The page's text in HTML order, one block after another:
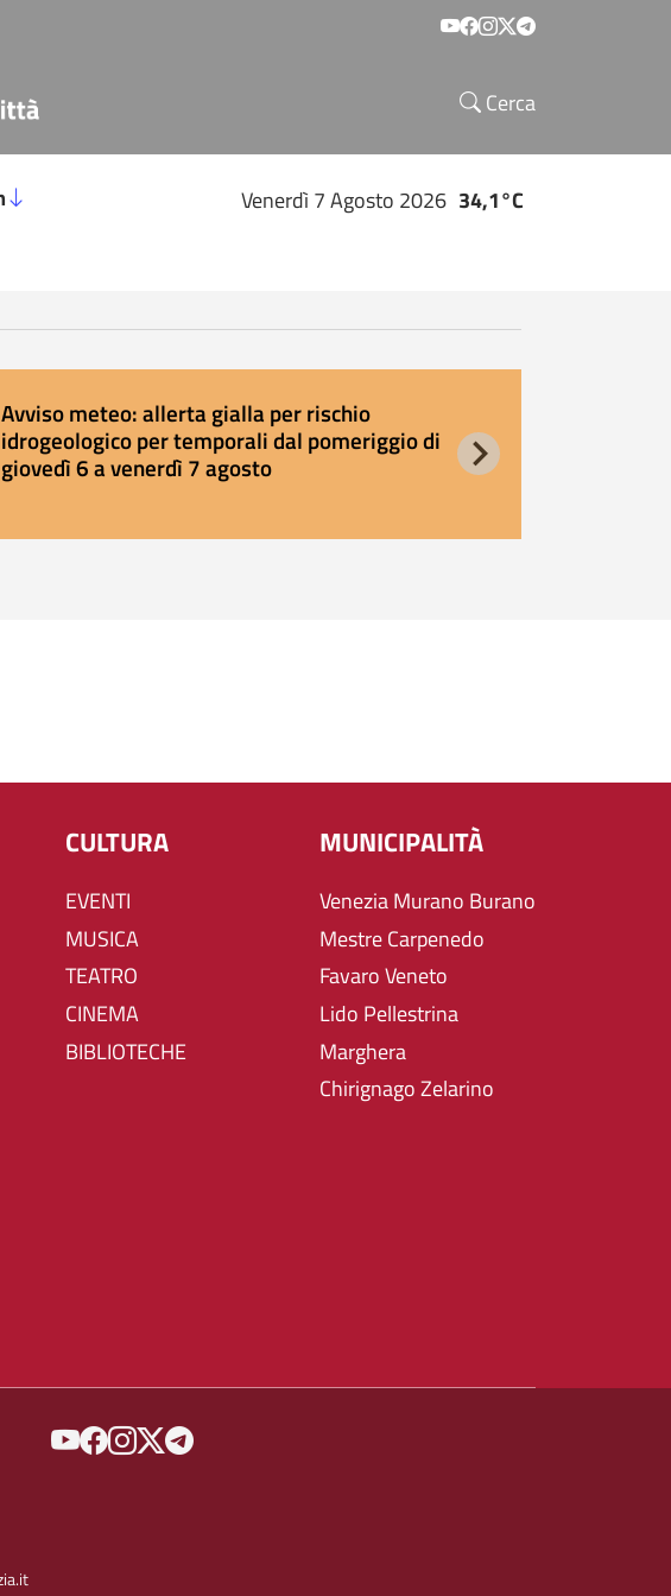
Social menu
Cerca
Venerdì 7 Agosto 2026 34,1°C
Avviso meteo: allerta gialla per rischio
idrogeologico per temporali dal pomeriggio di
giovedì 6 a venerdì 7 agosto
CULTURA
EVENTI
MUSICA
TEATRO
CINEMA
BIBLIOTECHE
MUNICIPALITÀ
Venezia Murano Burano
Mestre Carpenedo
Favaro Veneto
Lido Pellestrina
Marghera
Chirignago Zelarino
SOCIAL MENU